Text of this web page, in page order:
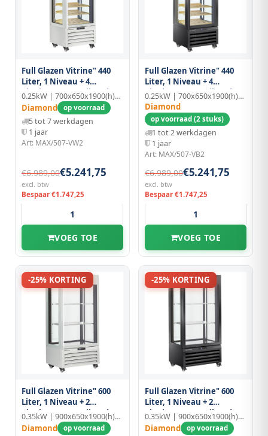
Full Glazen Vitrine" 440
Liter, 1 Niveau + 4
Planken, Geventileerd -
Wine - Wit
0.25kW | 700x650x1900(h)mm
Diamond op voorraad
5 tot 7 werkdagen
1 jaar
Art: MAX/507-VW2
€6.989,00€5.241,75
excl. btw
Bespaar €1.747,25
VOEG TOE
Full Glazen Vitrine" 440
Liter, 1 Niveau + 4
Planken, Geventileerd -
Wine - Zwart
0.25kW | 700x650x1900(h)mm
Diamond
op voorraad (2 stuks)
1 tot 2 werkdagen
1 jaar
Art: MAX/507-VB2
€6.989,00€5.241,75
excl. btw
Bespaar €1.747,25
VOEG TOE
-25% KORTING
Full Glazen Vitrine" 600
Liter, 1 Niveau + 2
Planken, Geventileerd -
Wine - Wit
0.35kW | 900x650x1900(h)mm
Diamond op voorraad
-25% KORTING
Full Glazen Vitrine" 600
Liter, 1 Niveau + 2
Planken, Geventileerd -
Wine - Zwart
0.35kW | 900x650x1900(h)mm
Diamond op voorraad